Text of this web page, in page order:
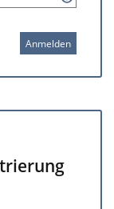
Anmelden